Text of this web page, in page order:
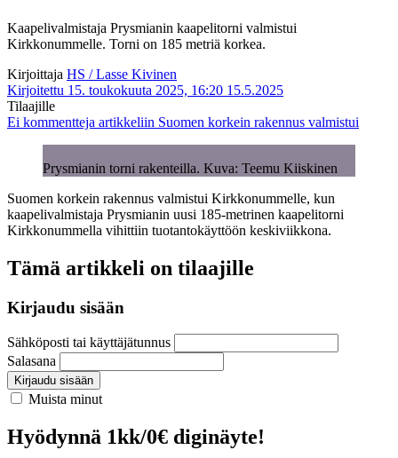
Kaapelivalmistaja Prysmianin kaapelitorni valmistui
Kirkkonummelle. Torni on 185 metriä korkea.
Kirjoittaja HS / Lasse Kivinen
Kirjoitettu 15. toukokuuta 2025, 16:20 15.5.2025
Tilaajille
Ei kommentteja artikkeliin Suomen korkein rakennus valmistui
Prysmianin torni rakenteilla. Kuva: Teemu Kiiskinen
Suomen korkein rakennus valmistui Kirkkonummelle, kun
kaapelivalmistaja Prysmianin uusi 185-metrinen kaapelitorni
Kirkkonummella vihittiin tuotantokäyttöön keskiviikkona.
Tämä artikkeli on tilaajille
Kirjaudu sisään
Sähköposti tai käyttäjätunnus
Salasana
Kirjaudu sisään
Muista minut
Hyödynnä 1kk/0€ diginäyte!